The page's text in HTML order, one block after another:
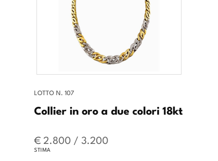
LOTTO N. 107
Collier in oro a due colori 18kt
€ 2.800 / 3.200
STIMA